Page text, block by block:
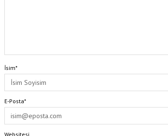
İsim*
E-Posta*
Websitesi